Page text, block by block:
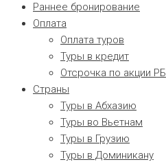
Раннее бронирование
Оплата
Оплата туров
Туры в кредит
Отсрочка по акции РБ
Страны
Туры в Абхазию
Туры во Вьетнам
Туры в Грузию
Туры в Доминикану